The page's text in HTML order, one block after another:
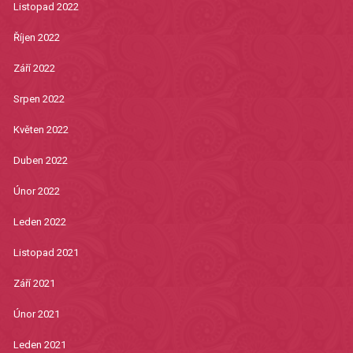
Listopad 2022
Říjen 2022
Září 2022
Srpen 2022
Květen 2022
Duben 2022
Únor 2022
Leden 2022
Listopad 2021
Září 2021
Únor 2021
Leden 2021